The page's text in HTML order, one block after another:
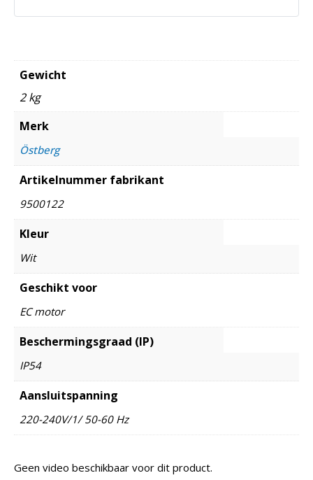
Gewicht
2 kg
Merk
Östberg
Artikelnummer fabrikant
9500122
Kleur
Wit
Geschikt voor
EC motor
Beschermingsgraad (IP)
IP54
Aansluitspanning
220-240V/1/ 50-60 Hz
Geen video beschikbaar voor dit product.